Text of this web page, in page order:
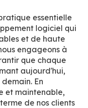
essentielle
logiciel qui
et de haute
engageons à
que chaque
aujourd'hui,
En
et maintenable,
de nos clients